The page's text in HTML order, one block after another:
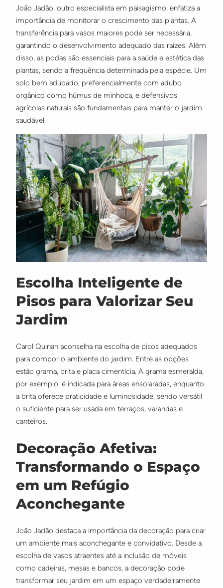
João Jadão, outro especialista em paisagismo, enfatiza a
importância de monitorar o crescimento das plantas. A
transferência para vasos maiores pode ser necessária,
garantindo o desenvolvimento adequado das raízes. Além
disso, as podas são essenciais para a saúde e estética das
plantas, sendo a frequência determinada pela espécie. Um
solo bem adubado, preferencialmente com adubo
orgânico como húmus de minhoca, e defensivos
agrícolas naturais são fundamentais para manter o jardim
saudável.
Escolha Inteligente de
Pisos para Valorizar Seu
Jardim
Carol Quinan aconselha na escolha de pisos adequados
para compor o ambiente do jardim. Entre as opções
estão grama, brita e placa cimentícia. A grama esmeralda,
por exemplo, é indicada para áreas ensolaradas, enquanto
a brita oferece praticidade e luminosidade, sendo versátil
o suficiente para ser usada em terraços, varandas e
canteiros.
Decoração Afetiva:
Transformando o Espaço
em um Refúgio
Aconchegante
João Jadão destaca a importância da decoração para criar
um ambiente mais aconchegante e convidativo. Desde a
escolha de vasos atraentes até a inclusão de móveis
como cadeiras, mesas e bancos, a decoração pode
transformar seu jardim em um espaço verdadeiramente